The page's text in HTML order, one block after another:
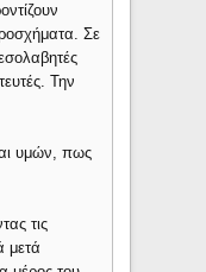
Σε
Την
υμών, πως
τις
μετά